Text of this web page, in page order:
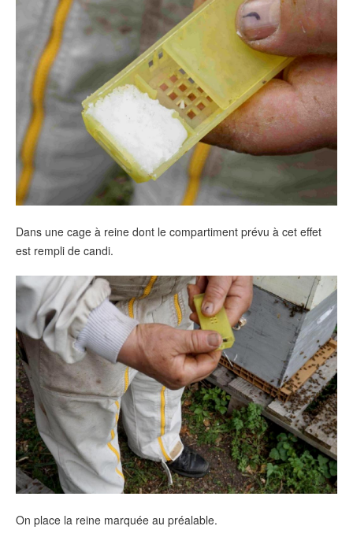
Dans une cage à reine dont le compartiment prévu à cet effet
est rempli de candi.
On place la reine marquée au préalable.